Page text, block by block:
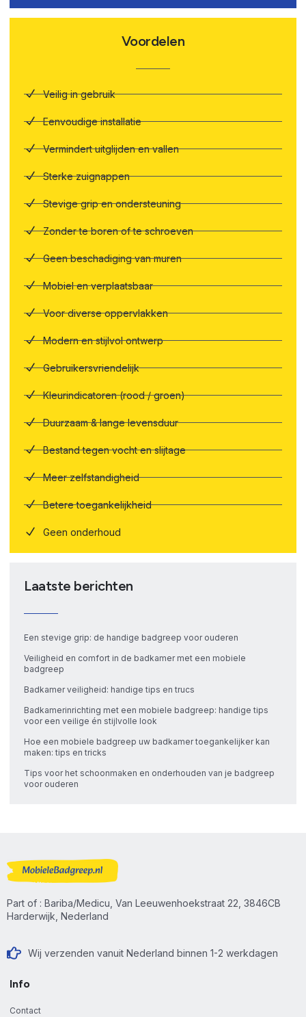
Voordelen
Veilig in gebruik
Eenvoudige installatie
Vermindert uitglijden en vallen
Sterke zuignappen
Stevige grip en ondersteuning
Zonder te boren of te schroeven
Geen beschadiging van muren
Mobiel en verplaatsbaar
Voor diverse oppervlakken
Modern en stijlvol ontwerp
Gebruikersvriendelijk
Kleurindicatoren (rood / groen)
Duurzaam & lange levensduur
Bestand tegen vocht en slijtage
Meer zelfstandigheid
Betere toegankelijkheid
Geen onderhoud
Laatste berichten
Een stevige grip: de handige badgreep voor ouderen
Veiligheid en comfort in de badkamer met een mobiele
badgreep
Badkamer veiligheid: handige tips en trucs
Badkamerinrichting met een mobiele badgreep: handige tips
voor een veilige én stijlvolle look
Hoe een mobiele badgreep uw badkamer toegankelijker kan
maken: tips en tricks
Tips voor het schoonmaken en onderhouden van je badgreep
voor ouderen
Part of : Bariba/Medicu, Van Leeuwenhoekstraat 22, 3846CB
Harderwijk, Nederland
Wij verzenden vanuit Nederland binnen 1-2 werkdagen
Info
Contact